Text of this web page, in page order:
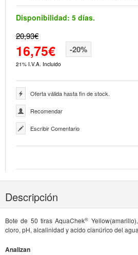
Disponibilidad: 5 días.
20,93€
16,75€ -20%
21% I.V.A. Incluido
Oferta válida hasta fin de stock.
Recomendar
Escribir Comentario
Descripción
Bote de 50 tiras AquaChek®
cloro, pH, alcalinidad y acido cianúrico del
Analizan